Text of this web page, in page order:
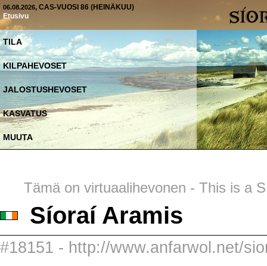
06.08.2026, CAS-VUOSI 86 (HEINÄKUU)
Etusivu
TILA
KILPAHEVOSET
JALOSTUSHEVOSET
KASVATUS
MUUTA
Tämä on virtuaalihevonen - This is a
Síoraí Aramis
#18151 - http://www.anfarwol.net/